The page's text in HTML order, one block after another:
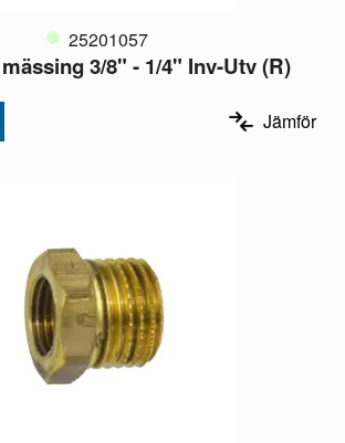
25201057
3/8" - 1/4" Inv-Utv (R)
Jämför